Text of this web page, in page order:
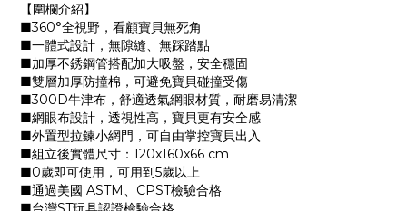
【圍欄介紹】
■360°全視野，看顧寶貝無死角
■一體式設計，無隙縫、無踩踏點
■加厚不銹鋼管搭配加大吸盤，安全穩固
■雙層加厚防撞棉，可避免寶貝碰撞受傷
■300D牛津布，舒適透氣網眼材質，耐磨易清潔
■網眼布設計，透視性高，寶貝更有安全感
■外置型拉鍊小網門，可自由掌控寶貝出入
■組立後實體尺寸：120x160x66 cm
■0歲即可使用，可用到5歲以上
■通過美國 ASTM、CPST檢驗合格